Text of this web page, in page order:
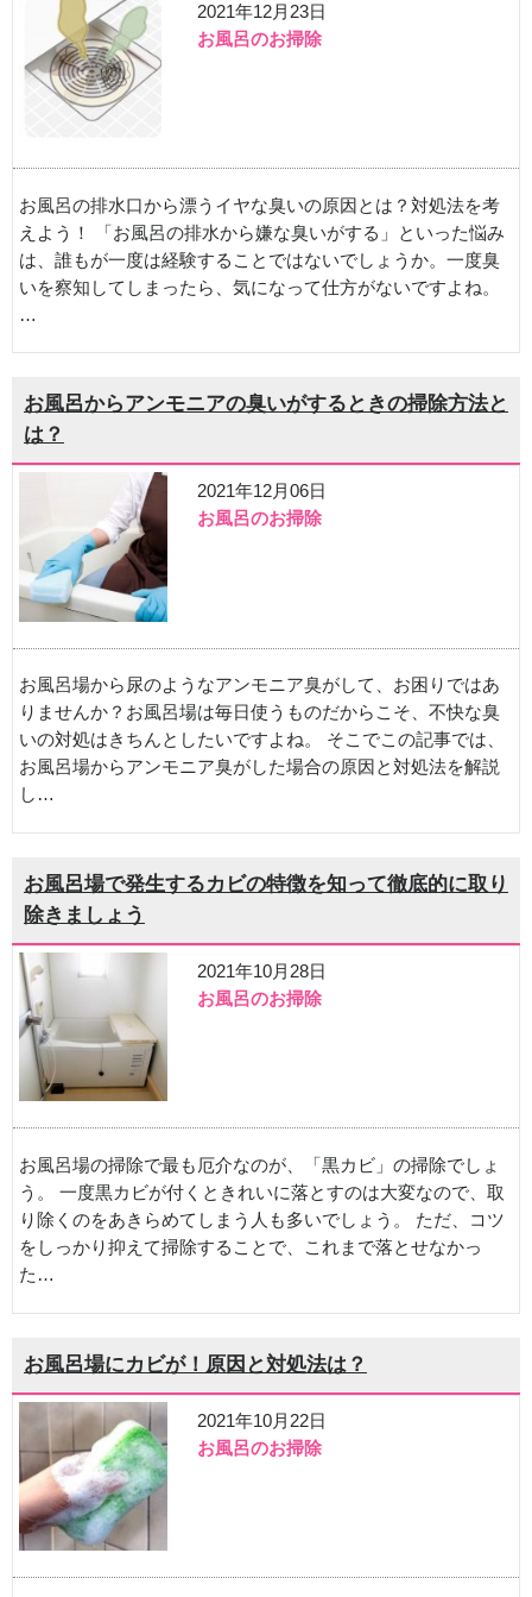
2021年12月23日
お風呂のお掃除
お風呂の排水口から漂うイヤな臭いの原因とは？対処法を考
えよう！ 「お風呂の排水から嫌な臭いがする」といった悩み
は、誰もが一度は経験することではないでしょうか。一度臭
いを察知してしまったら、気になって仕方がないですよね。
…
お風呂からアンモニアの臭いがするときの掃除方法と
は？
2021年12月06日
お風呂のお掃除
お風呂場から尿のようなアンモニア臭がして、お困りではあ
りませんか？お風呂場は毎日使うものだからこそ、不快な臭
いの対処はきちんとしたいですよね。 そこでこの記事では、
お風呂場からアンモニア臭がした場合の原因と対処法を解説
し…
お風呂場で発生するカビの特徴を知って徹底的に取り
除きましょう
2021年10月28日
お風呂のお掃除
お風呂場の掃除で最も厄介なのが、「黒カビ」の掃除でしょ
う。 一度黒カビが付くときれいに落とすのは大変なので、取
り除くのをあきらめてしまう人も多いでしょう。 ただ、コツ
をしっかり抑えて掃除することで、これまで落とせなかっ
た…
お風呂場にカビが！原因と対処法は？
2021年10月22日
お風呂のお掃除